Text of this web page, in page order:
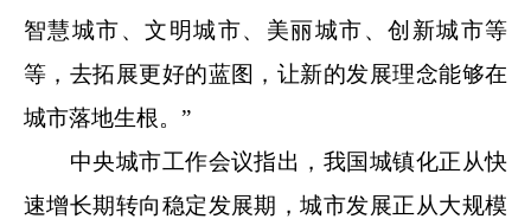
智慧城市、文明城市、美丽城市、创新城市等
等，去拓展更好的蓝图，让新的发展理念能够在
城市落地生根。”
中央城市工作会议指出，我国城镇化正从快
速增长期转向稳定发展期，城市发展正从大规模